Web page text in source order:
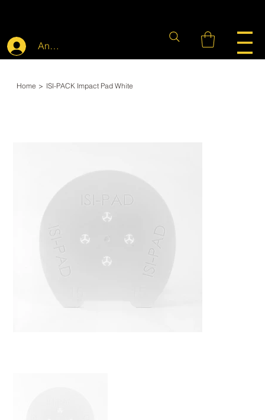
Anmelden
Home > ISI-PACK Impact Pad White